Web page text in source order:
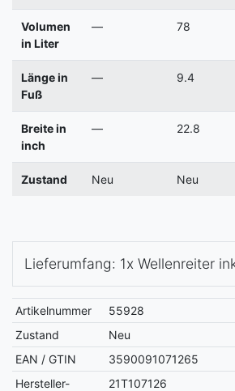
Volumen
in Liter
— 78
Länge in
Fuß
— 9.4
Breite in
inch
— 22.8
Zustand Neu Neu
Lieferumfang: 1x Wellenreiter
Artikelnummer
55928
Zustand
Neu
EAN / GTIN
3590091071265
Hersteller-
21T107126